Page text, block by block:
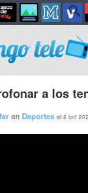
a los
fer en Deportes el 8 oct